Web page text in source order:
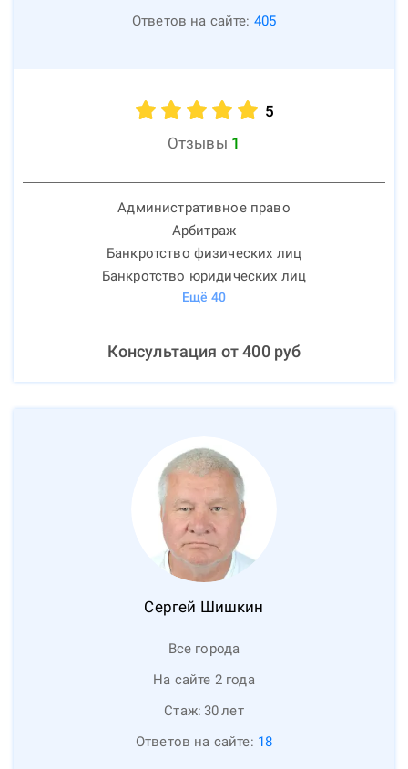
Ответов на сайте: 405
5
Отзывы 1
Административное право
Арбитраж
Банкротство физических лиц
Банкротство юридических лиц
Ещё 40
Консультация от400руб
Сергей Шишкин
Все города
На сайте 2 года
Стаж: 30лет
Ответов на сайте: 18